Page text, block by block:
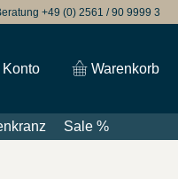
+49 (0) 2561 / 90 9999 3
auf dem Merkzettel
Konto Warenkorb
Sale %